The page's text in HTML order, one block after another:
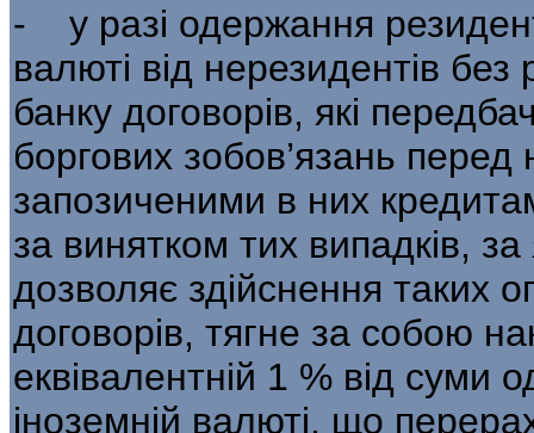
- у разі одержання
валю­ті від нерезидентів
банку договорів, які
боргових зобов’язань
запозиченими в них
за винятком тих випадків,
дозволяє здійснення таких
договорів, тягне за собою
еквівалентній 1 % від суми
іноземній валюті, що